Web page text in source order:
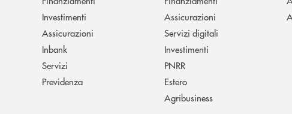
Investimenti
Assicurazioni
Inbank
Servizi
Previdenza
Assicurazioni
Servizi digitali
Investimenti
PNRR
Estero
Agribusiness